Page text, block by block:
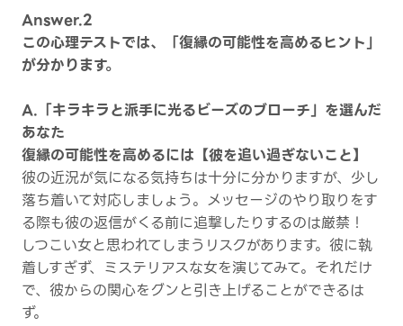
Answer.2
この心理テストでは、「復縁の可能性を高めるヒント」
が分かります。
A.「キラキラと派手に光るビーズのブローチ」を選んだ
あなた
復縁の可能性を高めるには【彼を追い過ぎないこと】
彼の近況が気になる気持ちは十分に分かりますが、少し
落ち着いて対応しましょう。メッセージのやり取りをす
る際も彼の返信がくる前に追撃したりするのは厳禁！
しつこい女と思われてしまうリスクがあります。彼に執
着しすぎず、ミステリアスな女を演じてみて。それだけ
で、彼からの関心をグンと引き上げることができるは
ず。